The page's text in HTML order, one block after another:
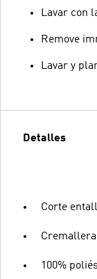
Lavar con
Remove
Lavar y
Detalles
Corte
100%